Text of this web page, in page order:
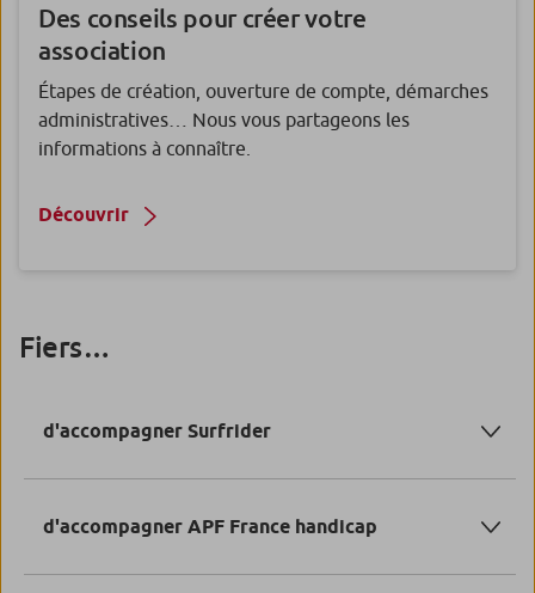
Des conseils pour créer votre
association
Étapes de création, ouverture de compte, démarches
administratives… Nous vous partageons les
informations à connaître.
Découvrir
Fiers…
d'accompagner Surfrider
d'accompagner APF France handicap